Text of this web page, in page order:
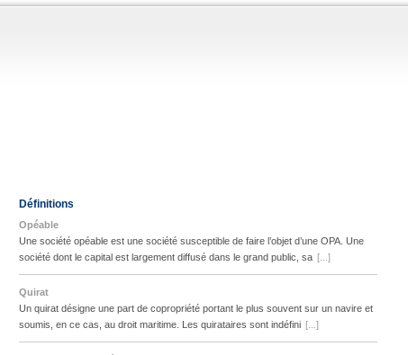
Définitions
Opéable
Une société opéable est une société susceptible de faire l’objet d’une OPA. Une
société dont le capital est largement diffusé dans le grand public, sa [...]
Quirat
Un quirat désigne une part de copropriété portant le plus souvent sur un navire et
soumis, en ce cas, au droit maritime. Les quirataires sont indéfini [...]